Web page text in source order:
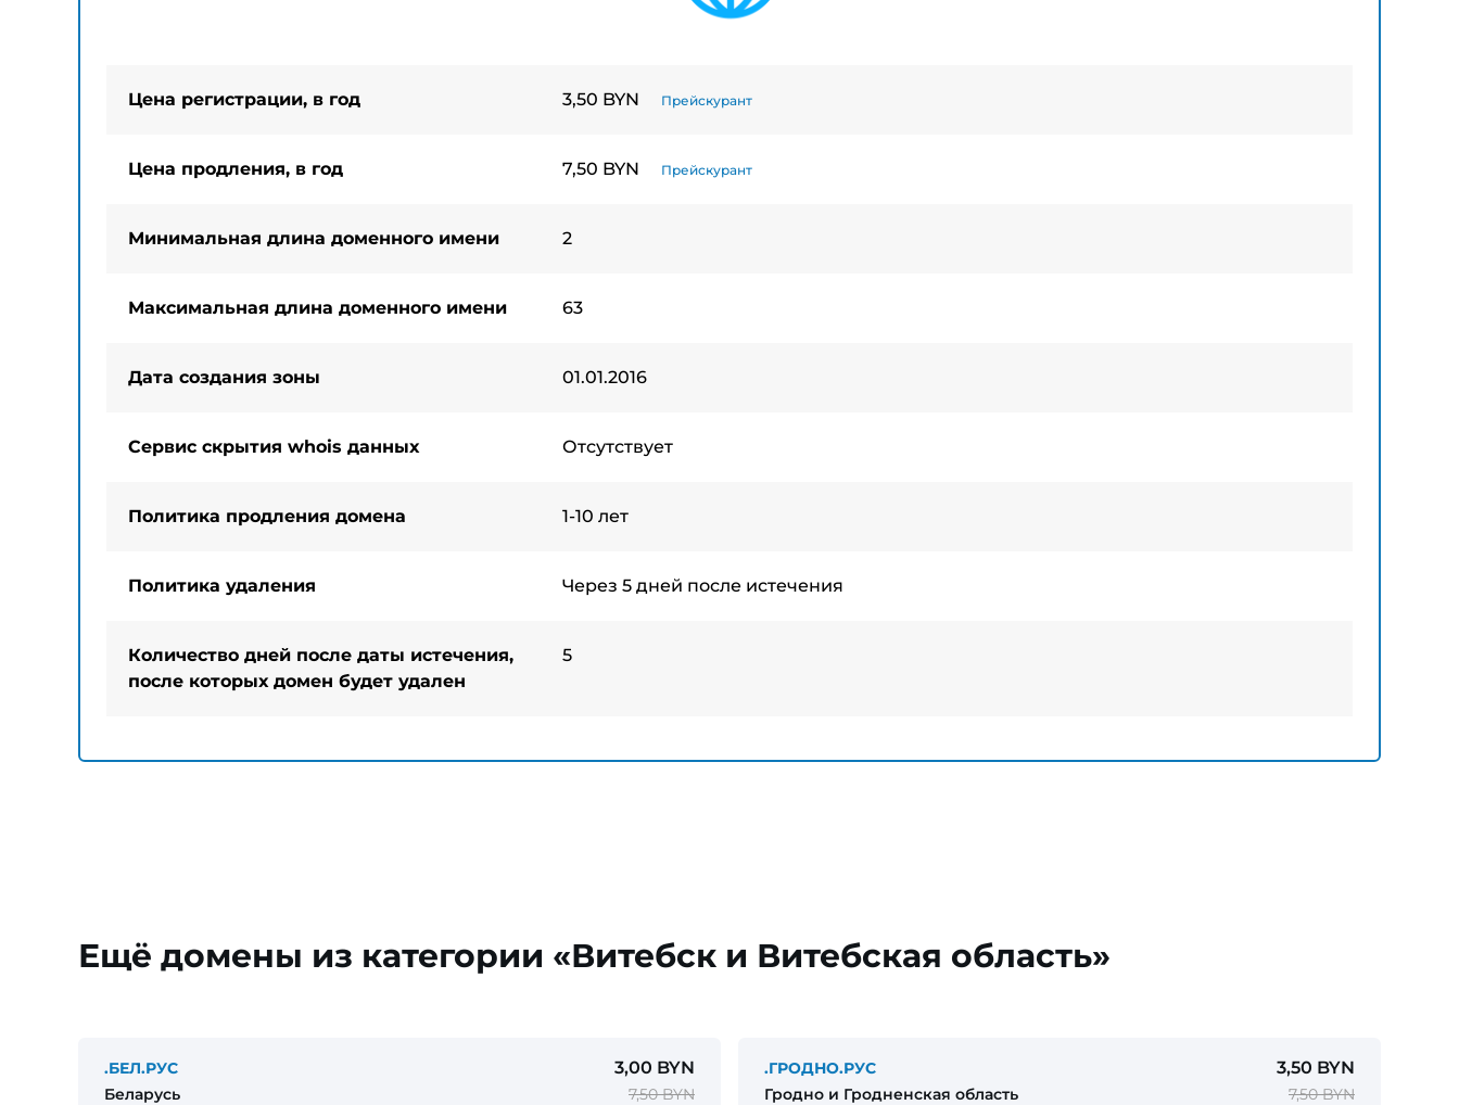
Цена регистрации, в год 3,50 BYN Прейскурант
Цена продления, в год 7,50 BYN Прейскурант
Минимальная длина доменного имени 2
Максимальная длина доменного имени 63
Дата создания зоны 01.01.2016
Сервис скрытия whois данных Отсутствует
Политика продления домена 1-10 лет
Политика удаления Через 5 дней после истечения
Количество дней после даты истечения,
после которых домен будет удален
5
Ещё домены из категории «Витебск и Витебская область»
.БЕЛ.РУС
Беларусь
3,00 BYN
7,50 BYN
.ГРОДНО.РУС
Гродно и Гродненская область
3,50 BYN
7,50 BYN